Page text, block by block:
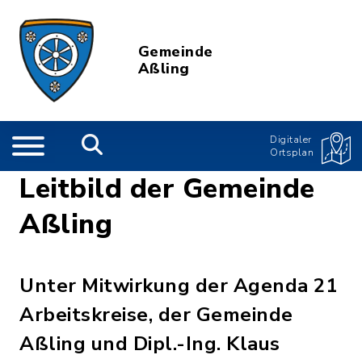
Gemeinde
Aßling
Digitaler
Ortsplan
Leitbild der Gemeinde
Aßling
Unter Mitwirkung der Agenda 21
Arbeitskreise, der Gemeinde
Aßling und Dipl.-Ing. Klaus